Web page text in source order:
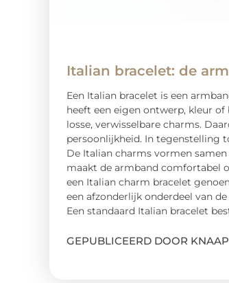
Italian bracelet: de
Een Italian bracelet is een
heeft een eigen ontwerp, kleur
losse, verwisselbare charms.
persoonlijkheid. In tegenstelling
De Italian charms vormen
maakt de armband comfortabel
een Italian charm bracelet
een afzonderlijk onderdeel van
Een standaard Italian bracelet
GEPUBLICEERD DOOR